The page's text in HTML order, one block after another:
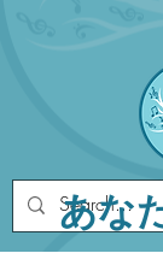
あな